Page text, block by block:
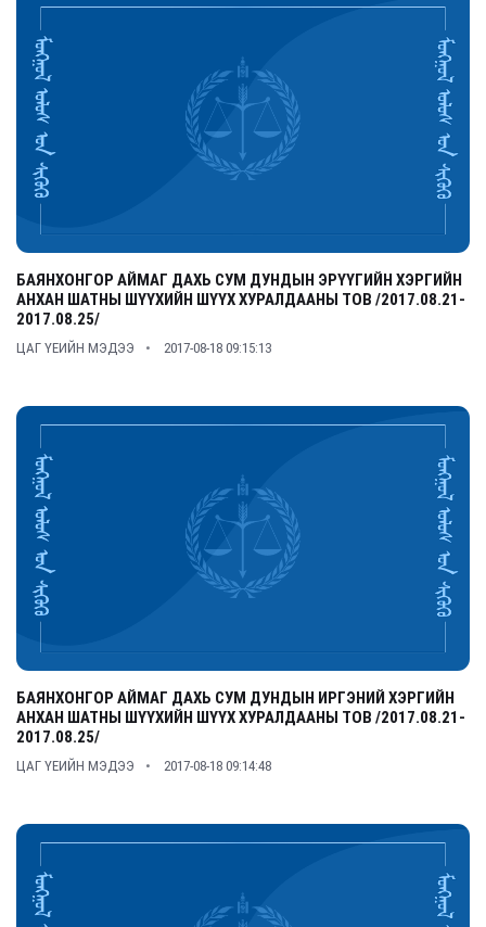
БАЯНХОНГОР АЙМАГ ДАХЬ СУМ ДУНДЫН ЭРҮҮГИЙН ХЭРГИЙН
АНХАН ШАТНЫ ШҮҮХИЙН ШҮҮХ ХУРАЛДААНЫ ТОВ /2017.08.21-
2017.08.25/
ЦАГ ҮЕИЙН МЭДЭЭ 2017-08-18 09:15:13
БАЯНХОНГОР АЙМАГ ДАХЬ СУМ ДУНДЫН ИРГЭНИЙ ХЭРГИЙН
АНХАН ШАТНЫ ШҮҮХИЙН ШҮҮХ ХУРАЛДААНЫ ТОВ /2017.08.21-
2017.08.25/
ЦАГ ҮЕИЙН МЭДЭЭ 2017-08-18 09:14:48